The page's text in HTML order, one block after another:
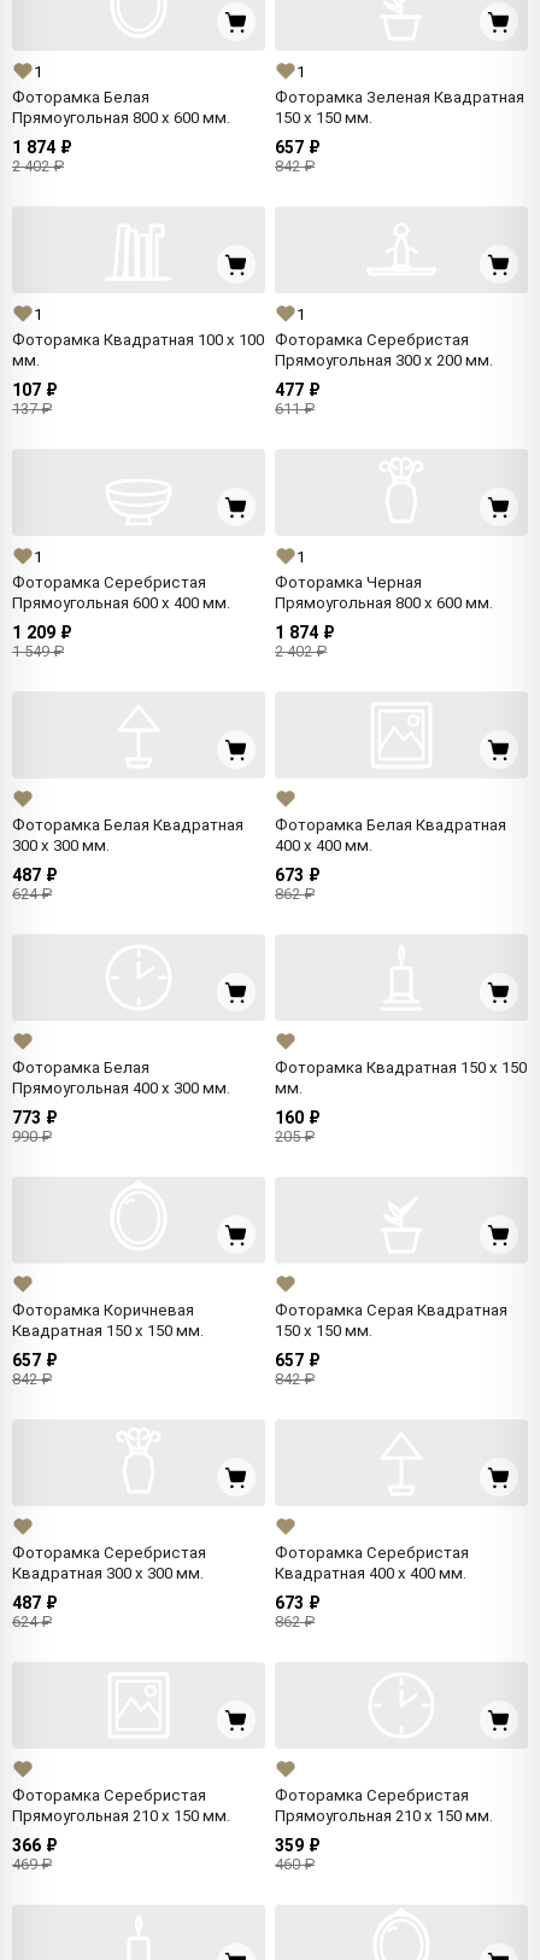
1
Фоторамка Белая
Прямоугольная 800 x 600 мм.
1 874 ₽
2 402 ₽
1
Фоторамка Зеленая Квадратная
150 x 150 мм.
657 ₽
842 ₽
1
Фоторамка Квадратная 100 x 100
мм.
107 ₽
137 ₽
1
Фоторамка Серебристая
Прямоугольная 300 x 200 мм.
477 ₽
611 ₽
1
Фоторамка Серебристая
Прямоугольная 600 x 400 мм.
1 209 ₽
1 549 ₽
1
Фоторамка Черная
Прямоугольная 800 x 600 мм.
1 874 ₽
2 402 ₽
Фоторамка Белая Квадратная
300 x 300 мм.
487 ₽
624 ₽
Фоторамка Белая Квадратная
400 x 400 мм.
673 ₽
862 ₽
Фоторамка Белая
Прямоугольная 400 x 300 мм.
773 ₽
990 ₽
Фоторамка Квадратная 150 x 150
мм.
160 ₽
205 ₽
Фоторамка Коричневая
Квадратная 150 x 150 мм.
657 ₽
842 ₽
Фоторамка Серая Квадратная
150 x 150 мм.
657 ₽
842 ₽
Фоторамка Серебристая
Квадратная 300 x 300 мм.
487 ₽
624 ₽
Фоторамка Серебристая
Квадратная 400 x 400 мм.
673 ₽
862 ₽
Фоторамка Серебристая
Прямоугольная 210 x 150 мм.
366 ₽
469 ₽
Фоторамка Серебристая
Прямоугольная 210 x 150 мм.
359 ₽
460 ₽